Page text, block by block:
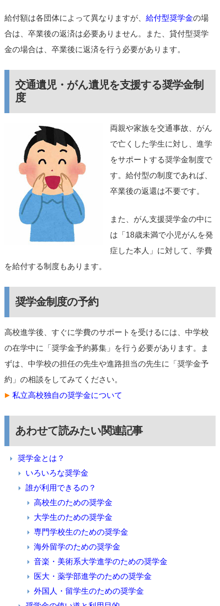
給付額は各団体によって異なりますが、 給付型奨学金の場
合は、卒業後の返済は必要ありません。また、貸付型奨学
金の場合は、卒業後に返済を行う必要があります。
交通遺児・がん遺児を支援する奨学金制
度
両親や家族を交通事故、がん
で亡くした学生に対し、進学
をサポートする奨学金制度で
す。給付型の制度であれば、
卒業後の返還は不要です。
また、がん支援奨学金の中に
は「18歳未満で小児がんを発
症した本人」に対して、学費
を給付する制度もあります。
奨学金制度の予約
高校進学後、すぐに学費のサポートを受けるには、中学校
の在学中に「奨学金予約募集」を行う必要があります。ま
ずは、中学校の担任の先生や進路担当の先生に「奨学金予
約」の相談をしてみてください。
私立高校独自の奨学金について
あわせて読みたい関連記事
奨学金とは？
いろいろな奨学金
誰が利用できるの？
高校生のための奨学金
大学生のための奨学金
専門学校生のための奨学金
海外留学のための奨学金
音楽・美術系大学進学のための奨学金
医大・薬学部進学のための奨学金
外国人・留学生のための奨学金